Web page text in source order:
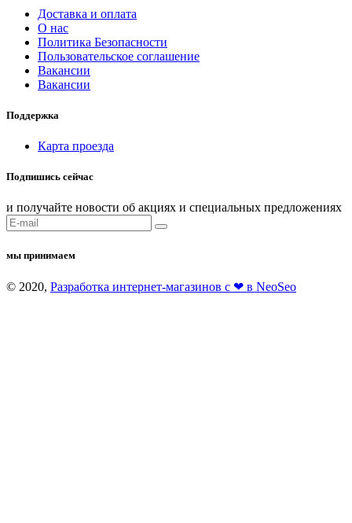
Доставка и оплата
О нас
Политика Безопасности
Пользовательское соглашение
Вакансии
Вакансии
Поддержка
Карта проезда
Подпишись сейчас
и получайте новости об акциях и специальных предложениях
мы принимаем
© 2020, Разработка интернет-магазинов с ❤ в NeoSeo